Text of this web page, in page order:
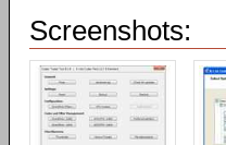
Screenshots: